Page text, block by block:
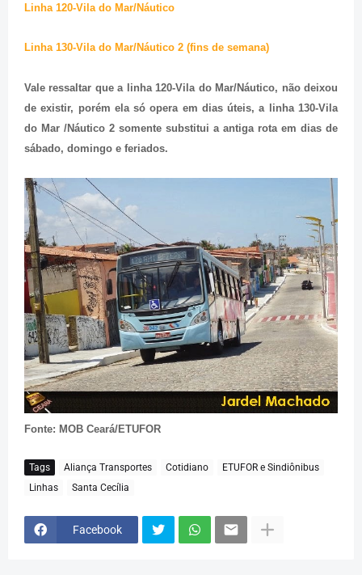
Linha 120-Vila do Mar/Náutico
Linha 130-Vila do Mar/Náutico 2 (fins de semana)
Vale ressaltar que a linha 120-Vila do Mar/Náutico, não deixou
de existir, porém ela só opera em dias úteis, a linha 130-Vila
do Mar /Náutico 2 somente substitui a antiga rota em dias de
sábado, domingo e feriados.
Fonte: MOB Ceará/ETUFOR
Tags Aliança Transportes Cotidiano
ETUFOR e Sindiônibus
Linhas
Santa Cecília
Facebook